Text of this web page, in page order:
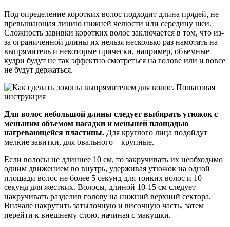
Под определение коротких волос подходит длина прядей, не
превышающая линию нижней челюсти или середину шеи.
Сложность завивки коротких волос заключается в том, что из-
за ограниченной длины их нельзя несколько раз намотать на
выпрямитель и некоторые прически, например, объемные
кудри будут не так эффектно смотреться на голове или и вовсе
не будут держаться.
Для волос небольшой длины следует выбирать утюжок с
меньшим объемом насадки и меньшей площадью
нагревающейся пластины. Для круглого лица подойдут
мелкие завитки, для овального – крупные.
Если волосы не длиннее 10 см, то закручивать их необходимо
одним движением во внутрь, удерживая утюжок на одной
площади волос не более 5 секунд для тонких волос и 10
секунд для жестких. Волосы, длиной 10-15 см следует
накручивать разделив голову на нижний верхний сектора.
Вначале накрутить затылочную и височную часть, затем
перейти к внешнему слою, начиная с макушки.